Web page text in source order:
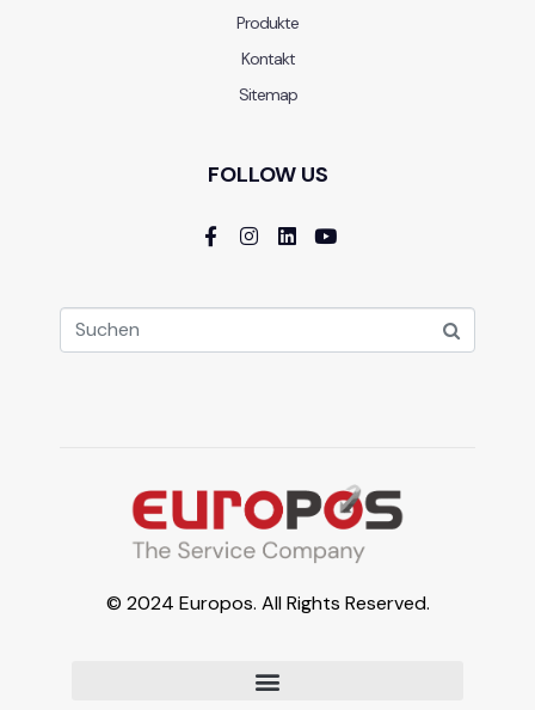
Produkte
Kontakt
Sitemap
FOLLOW US
© 2024 Europos. All Rights Reserved.